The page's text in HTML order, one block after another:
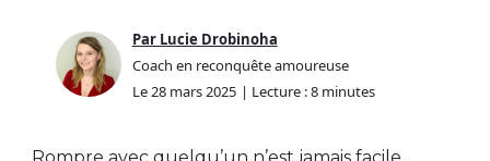
Par Lucie Drobinoha
Coach en reconquête amoureuse
Le 28 mars 2025 | Lecture : 8 minutes